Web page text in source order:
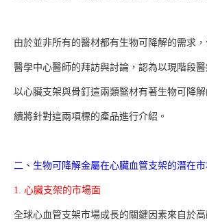
由於並非所有的醫材都有生物可降解的需求
醫學中心醫師的拜訪與討論，認為以現階段
以心臟支架與骨釘這兩類醫材有著生物可降
續將針對這兩項標的產品進行介紹。
二、生物可降解金屬在心臟血管支架的潛在
1. 心臟支架的市場面
全球心血管支架市場成長的關鍵因素來自於